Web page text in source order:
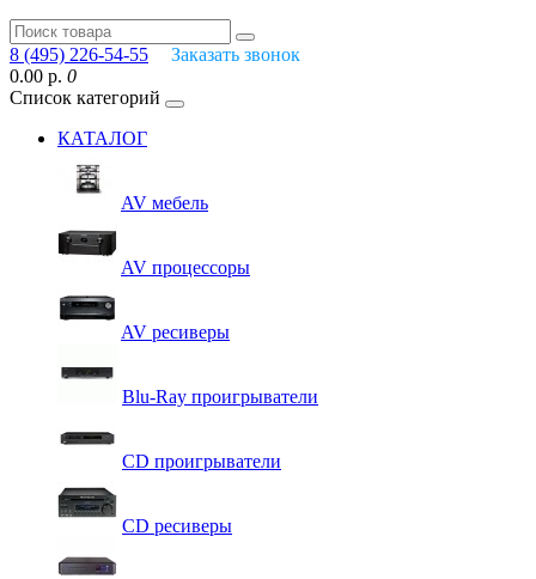
8 (495) 226-54-55
Заказать звонок
0.00 р. 0
Список категорий
КАТАЛОГ
AV мебель
AV процессоры
AV ресиверы
Blu-Ray проигрыватели
CD проигрыватели
CD ресиверы